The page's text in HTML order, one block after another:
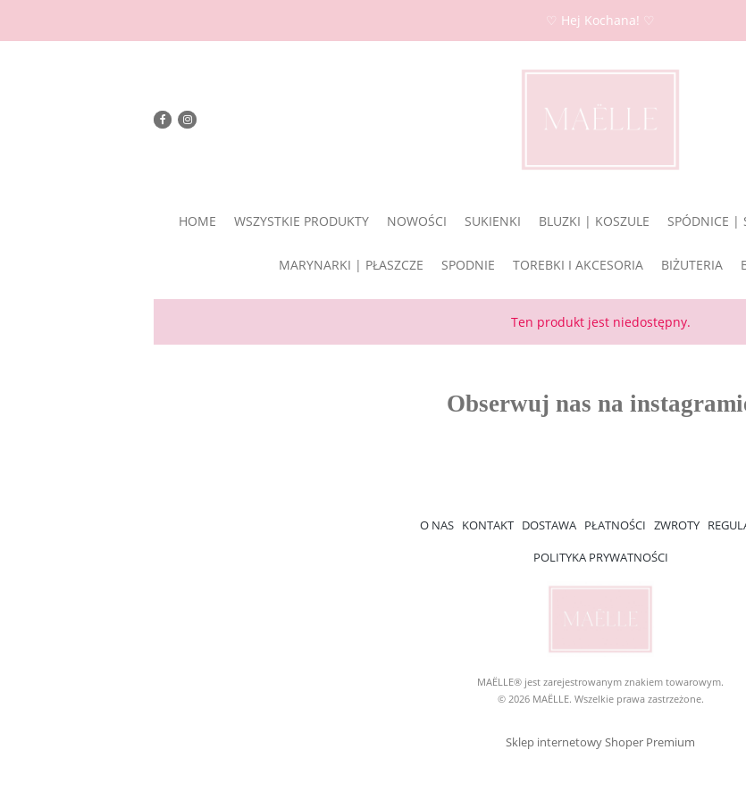
♡ Hej Kochana! ♡
HOME WSZYSTKIE PRODUKTY NOWOŚCI SUKIENKI BLUZKI | KOSZULE SPÓDNICE |
MARYNARKI | PŁASZCZE SPODNIE TOREBKI I AKCESORIA BIŻUTERIA
Ten produkt jest niedostępny.
O NAS KONTAKT DOSTAWA PŁATNOŚCI ZWROTY
POLITYKA PRYWATNOŚCI
MAËLLE® jest zarejestrowanym znakiem towarowym.
© 2026 MAËLLE. Wszelkie prawa zastrzeżone.
Sklep internetowy Shoper Premium